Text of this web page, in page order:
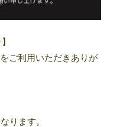
ご利用いただきありが
ります。